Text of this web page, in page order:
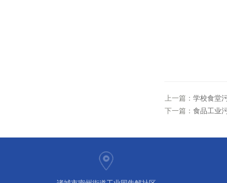
上一篇： 学校食堂
下一篇： 食品工业